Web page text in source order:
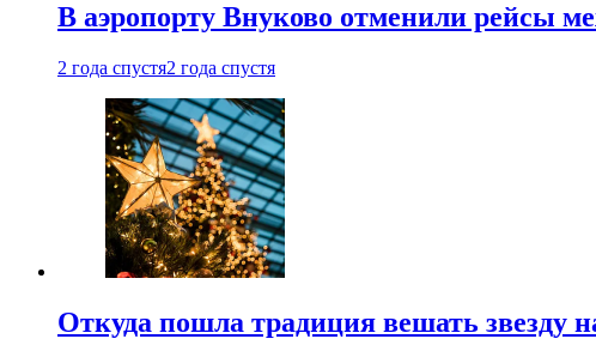
В аэропорту Внуково отменили рейсы
2 года спустя2 года спустя
Откуда пошла традиция вешать звезду